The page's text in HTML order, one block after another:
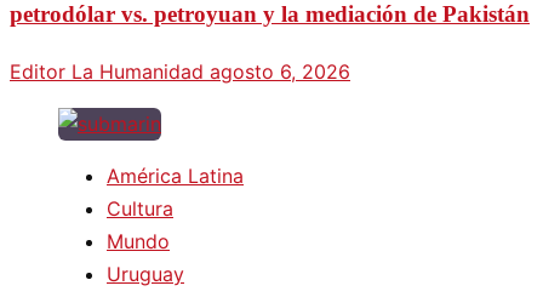
petrodólar vs. petroyuan y la mediación de Pakistán
Editor La Humanidad agosto 6, 2026
América Latina
Cultura
Mundo
Uruguay